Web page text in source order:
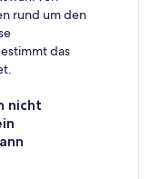
rund um den
das
nicht